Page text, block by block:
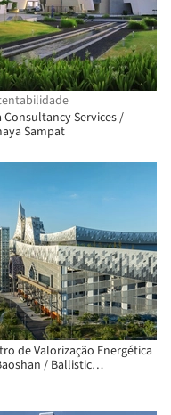
Consultancy Services /
Sampat
de Valorização Energética
/ Ballistic